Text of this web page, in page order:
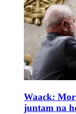
Waack:
juntam na